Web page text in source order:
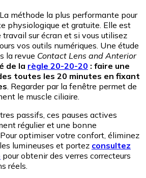
méthode la plus performante pour
physiologique et gratuite. Elle est
travail sur écran et si vous utilisez
vos outils numériques. Une étude
la revue Contact Lens and Anterior
de la règle 20-20-20 : faire une
toutes les 20 minutes en fixant
. Regarder par la fenêtre permet de
le muscle ciliaire.
passifs, ces pauses actives
régulier et une bonne
optimiser votre confort, éliminez
lumineuses et portez consultez
pour obtenir des verres correcteurs
réels.